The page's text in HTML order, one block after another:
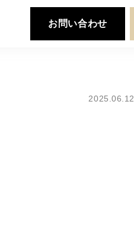
お問い合わせ
2025.06.12